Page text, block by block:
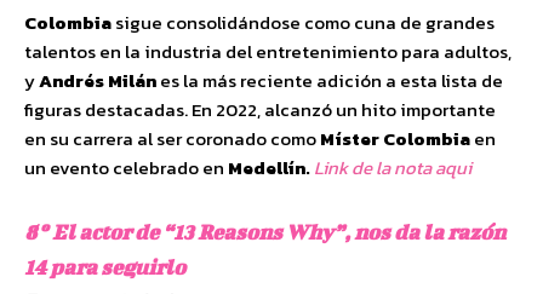
Colombiasigue consolidándose como cuna de grandes
talentos en la industria del entretenimiento para adultos,
yAndrés Milánes la más reciente adición a esta lista de
figuras destacadas. En 2022, alcanzó un hito importante
en su carrera al ser coronado comoMíster Colombiaen
un evento celebrado en Medellín.Link de la nota aqui
8º El actor de “13 Reasons Why”, nos da la razón
14 para seguirlo